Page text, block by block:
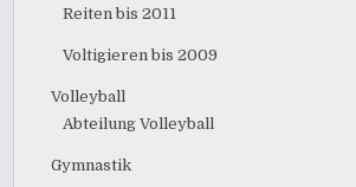
Reiten bis 2011
Voltigieren bis 2009
Volleyball
Abteilung Volleyball
Gymnastik